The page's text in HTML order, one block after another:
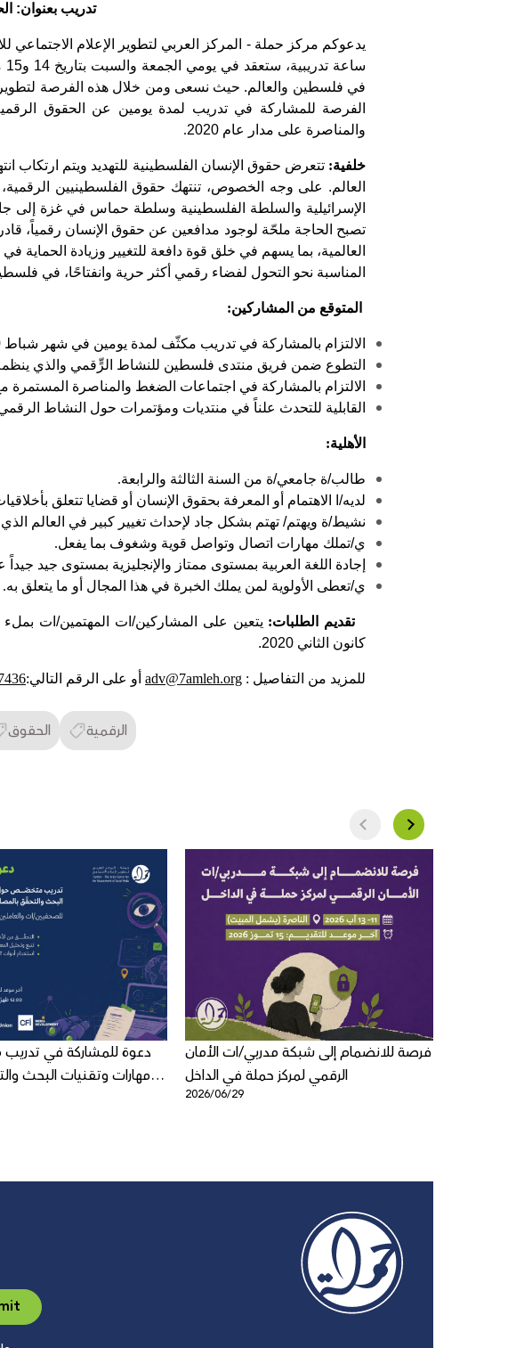
تدريب بعنوان:
الفرصة للمشاركة في تدريب لمدة يومين عن الحقوق
والمناصرة على مدار عام 2020
.
خلفية: تتعرض حقوق الإنسان الفلسطينية للتهديد ويتم ارتكاب
العالم. على وجه الخصوص، تنتهك حقوق الفلسطينيين
الإسرائيلية والسلطة الفلسطينية وسلطة حماس في غزة إلى
تصبح الحاجة ملحّة لوجود مدافعين عن حقوق الإنسان رقمياً،
العالمية، بما يسهم في خلق قوة دافعة للتغيير وزيادة الحماية
المناسبة نحو التحول لفضاء رقمي أكثر حرية وانفتاحًا، في
المتوقع من المشاركين:
الالتزام بالمشاركة في تدريب مكثّف لمدة يومين في شهر شباط 2020
التطوع ضمن فريق منتدى فلسطين للنشاط الرٍّقمي والذي ينظمه
الالتزام بالمشاركة في اجتماعات الضغط والمناصرة
القابلية للتحدث علناً في منتديات ومؤتمرات حول النشاط الرقمي
الأهلية:
طالب/ة جامعي/ة من السنة الثالثة والرابعة.
لديه/ا الاهتمام أو المعرفة بحقوق الإنسان أو قضايا تتعلق
نشيط/ة ويهتم/ تهتم بشكل جاد لإحداث تغيير كبير في العالم
ي/تملك مهارات اتصال وتواصل قوية وشغوف بما يفعل.
إجادة اللغة العربية بمستوى ممتاز والإنجليزية بمستوى جيد جيداً
ي/تعطى الأولوية لمن يملك الخبرة في هذا المجال أو ما يتعلق به.
تقديم الطلبات: يتعين على المشاركين/ات المهتمين/ات بملء
كانون الثاني 2020.
للمزيد من التفاصيل adv@7amleh.org : أو على الرقم التالي:
الحقوق الرقمية
دعوة للمشاركة في
مهارات وتقنيات البحث
فرصة للانضمام إلى شبكة مدربي/ات الأمان
الرقمي لمركز حملة في الداخل
2026/06/29